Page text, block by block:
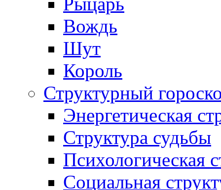
Вождь
Шут
Король
Структурный
Энергетическая
Структура судьбы
Психологическая
Социальная